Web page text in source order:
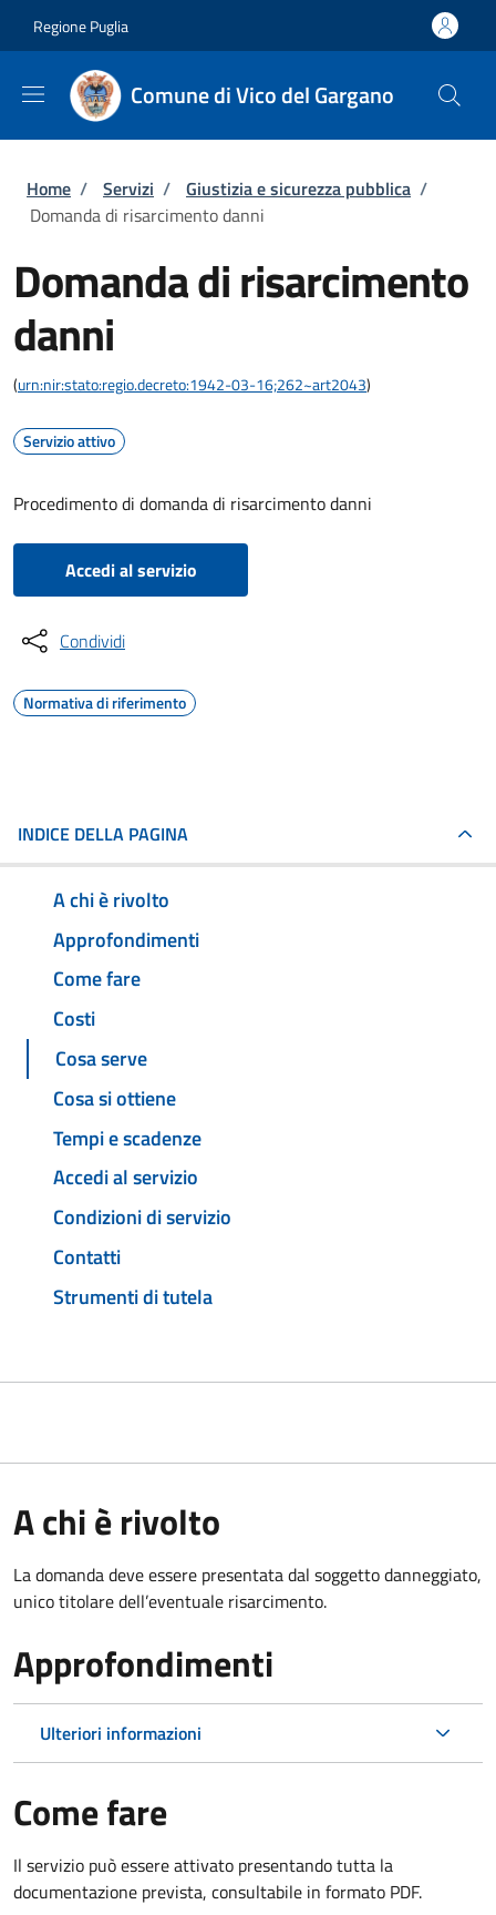
Regione Puglia
Comune di Vico del Gargano
Briciole di pane
Home / Servizi / Giustizia e sicurezza pubblica /
Domanda di risarcimento danni
Domanda di risarcimento
danni
(urn:nir:stato:regio.decreto:1942-03-16;262~art2043)
Servizio attivo
Procedimento di domanda di risarcimento danni
Accedi al servizio
Condividi
Normativa di riferimento
INDICE DELLA PAGINA
A chi è rivolto
Approfondimenti
Come fare
Costi
Cosa serve
Cosa si ottiene
Tempi e scadenze
Accedi al servizio
Condizioni di servizio
Contatti
Strumenti di tutela
A chi è rivolto
La domanda deve essere presentata dal soggetto danneggiato,
unico titolare dell’eventuale risarcimento.
Approfondimenti
Ulteriori informazioni
Come fare
Il servizio può essere attivato presentando tutta la
documentazione prevista, consultabile in formato PDF.